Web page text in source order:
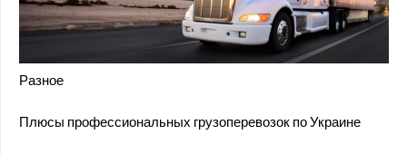
Разное
Плюсы профессиональных грузоперевозок по Украине